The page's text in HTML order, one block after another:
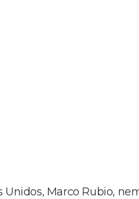
Unidos, Marco Rubio,